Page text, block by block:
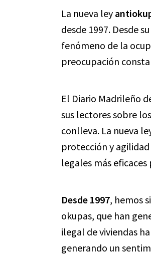
La nueva ley
desde 1997. Desde
fenómeno de la
preocupación
El Diario Madrileño
sus lectores sobre
conlleva. La nueva
protección y
legales más
Desde 1997, hemos
okupas, que han
ilegal de viviendas
generando un